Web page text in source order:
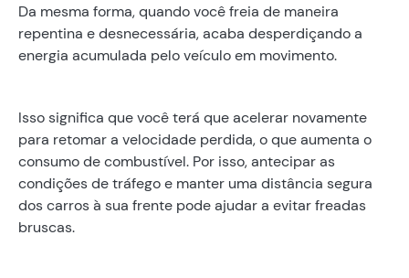
Da mesma forma, quando você freia de maneira
repentina e desnecessária, acaba desperdiçando a
energia acumulada pelo veículo em movimento.
Isso significa que você terá que acelerar novamente
para retomar a velocidade perdida, o que aumenta o
consumo de combustível. Por isso, antecipar as
condições de tráfego e manter uma distância segura
dos carros à sua frente pode ajudar a evitar freadas
bruscas.